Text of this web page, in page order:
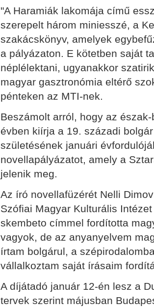
"A Haramiák lakomája című
szerepelt három miniesszé, a
szakácskönyv, amelyek
a pályázaton. E kötetben saját
néplélektani, ugyanakkor
magyar gasztronómia eltérő
pénteken az MTI-nek.
Beszámolt arról, hogy az
évben kiírja a 19. századi
születésének januári
novellapályázatot, amely a
jelenik meg.
Az író novellafüzérét Nelli
Szófiai Magyar Kulturális
skembeto címmel fordította
vagyok, de az anyanyelvem
írtam bolgárul, a
vállalkoztam saját írásaim
A díjátadó január 12-én lesz a
tervek szerint májusban